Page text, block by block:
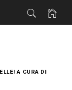
A CURA DI